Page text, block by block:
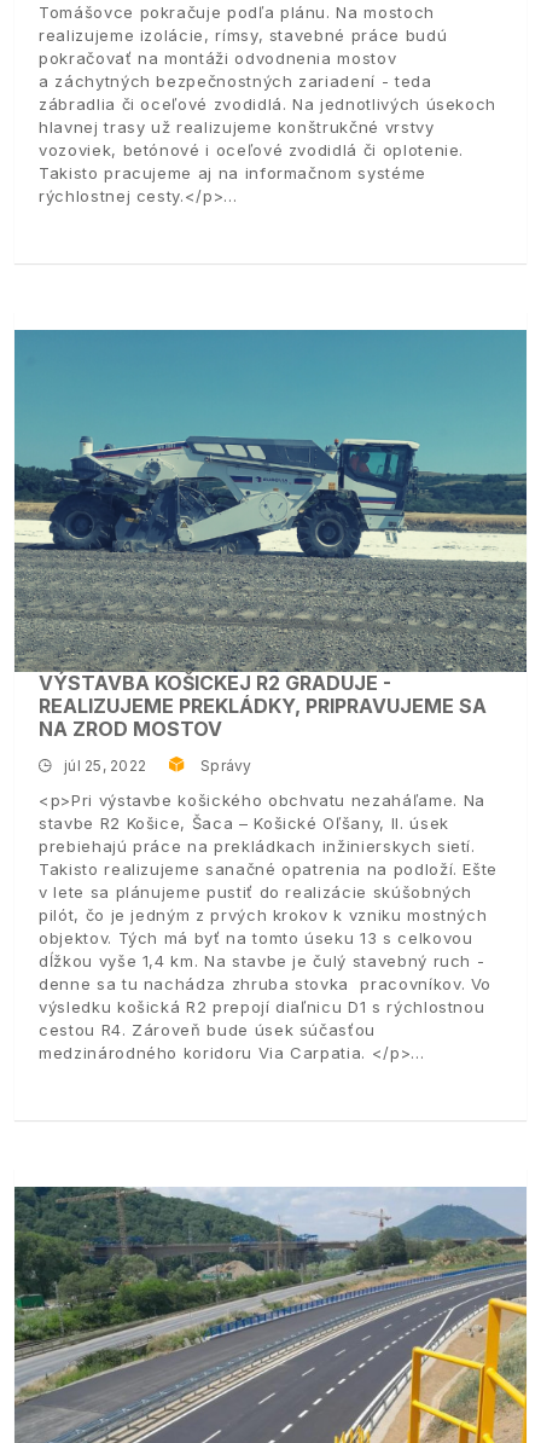
Tomášovce pokračuje podľa plánu. Na mostoch
realizujeme izolácie, rímsy, stavebné práce budú
pokračovať na montáži odvodnenia mostov
a záchytných bezpečnostných zariadení - teda
zábradlia či oceľové zvodidlá. Na jednotlivých úsekoch
hlavnej trasy už realizujeme konštrukčné vrstvy
vozoviek, betónové i oceľové zvodidlá či oplotenie.
Takisto pracujeme aj na informačnom systéme
rýchlostnej cesty.</p>
VÝSTAVBA KOŠICKEJ R2 GRADUJE -
REALIZUJEME PREKLÁDKY, PRIPRAVUJEME SA
NA ZROD MOSTOV
júl 25, 2022 Správy
<p>Pri výstavbe košického obchvatu nezaháľame. Na
stavbe R2 Košice, Šaca – Košické Oľšany, II. úsek
prebiehajú práce na prekládkach inžinierskych sietí.
Takisto realizujeme sanačné opatrenia na podloží. Ešte
v lete sa plánujeme pustiť do realizácie skúšobných
pilót, čo je jedným z prvých krokov k vzniku mostných
objektov. Tých má byť na tomto úseku 13 s celkovou
dĺžkou vyše 1,4 km. Na stavbe je čulý stavebný ruch -
denne sa tu nachádza zhruba stovka pracovníkov. Vo
výsledku košická R2 prepojí diaľnicu D1 s rýchlostnou
cestou R4. Zároveň bude úsek súčasťou
medzinárodného koridoru Via Carpatia. </p>